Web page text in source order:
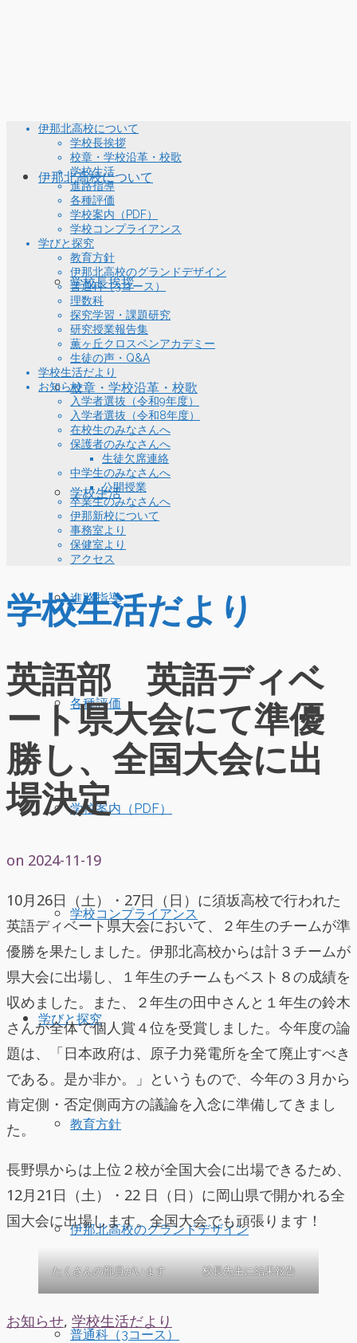
伊那北高校について
学校長挨拶
校章・学校沿革・校歌
学校生活
進路指導
各種評価
学校案内（PDF）
学校コンプライアンス
学びと探究
教育方針
伊那北高校のグランドデザイン
普通科（3コース）
伊那北高校について
学校長挨拶
校章・学校沿革・校歌
学校生活
進路指導
各種評価
学校案内（PDF）
学校コンプライアンス
学びと探究
教育方針
伊那北高校のグランドデザイン
普通科（3コース）
理数科
探究学習・課題研究
研究授業報告集
薫ヶ丘クロスペンアカデミー
生徒の声・Q&A
学校生活だより
お知らせ
入学者選抜（令和9年度）
入学者選抜（令和8年度）
在校生のみなさんへ
保護者のみなさんへ
生徒欠席連絡
中学生のみなさんへ
公開授業
卒業生のみなさんへ
伊那新校について
事務室より
保健室より
アクセス
学校生活だより
英語部 英語ディベ
ート県大会にて準優
勝し、全国大会に出
場決定
on 2024-11-19
10月26日（土）・27日（日）に須坂高校で行われた
英語ディベート県大会において、２年生のチームが準
優勝を果たしました。伊那北高校からは計３チームが
県大会に出場し、１年生のチームもベスト８の成績を
収めました。また、２年生の田中さんと１年生の鈴木
さんが全体で個人賞４位を受賞しました。今年度の論
題は、「日本政府は、原子力発電所を全て廃止すべき
である。是か非か。」というもので、今年の３月から
肯定側・否定側両方の議論を入念に準備してきまし
た。
長野県からは上位２校が全国大会に出場できるため、
12月21日（土）・22 日（日）に岡山県で開かれる全
国大会に出場します。全国大会でも頑張ります！
たくさんの部員がいます 校長先生に結果報告
お知らせ, 学校生活だより